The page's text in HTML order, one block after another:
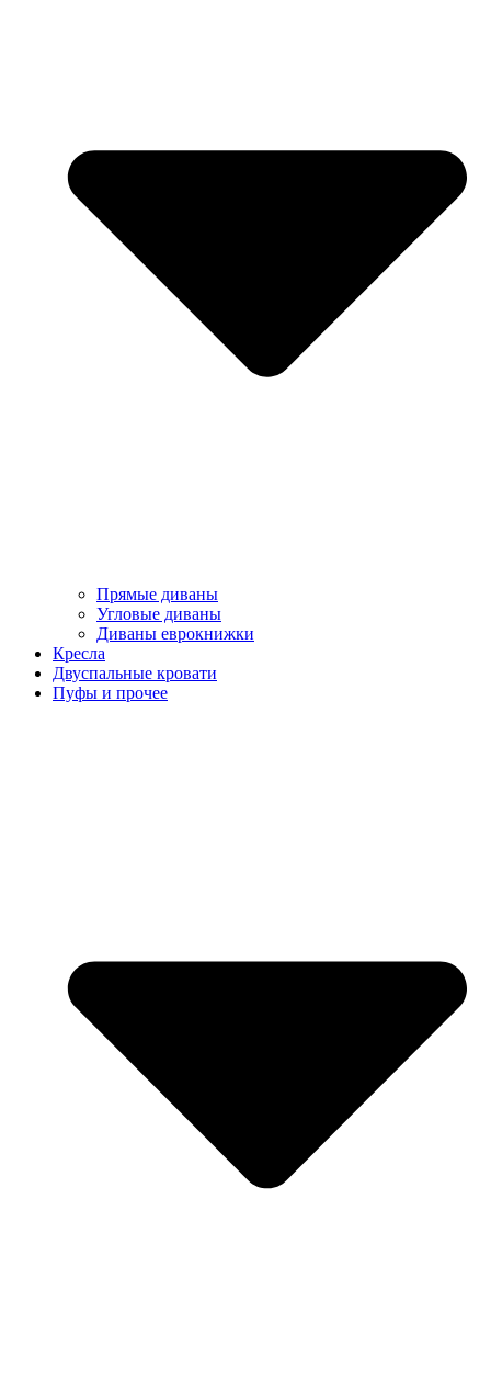
Прямые диваны
Угловые диваны
Диваны еврокнижки
Кресла
Двуспальные кровати
Пуфы и прочее